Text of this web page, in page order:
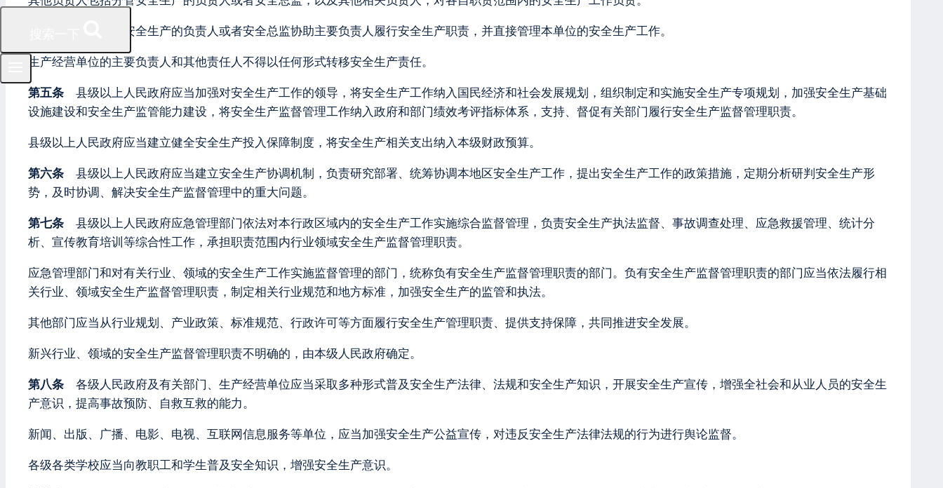
生产经营单位分管安全生产的负责人或者安全总监协助主要负责人履行安全生产职责，并直接管理本单位的安全生产工作。
生产经营单位的主要负责人和其他责任人不得以任何形式转移安全生产责任。
第五条 县级以上人民政府应当加强对安全生产工作的领导，将安全生产工作纳入国民经济和社会发展规划，组织制定和实施安全生产专项规划，加强安全生产基础
设施建设和安全生产监管能力建设，将安全生产监督管理工作纳入政府和部门绩效考评指标体系，支持、督促有关部门履行安全生产监督管理职责。
县级以上人民政府应当建立健全安全生产投入保障制度，将安全生产相关支出纳入本级财政预算。
第六条 县级以上人民政府应当建立安全生产协调机制，负责研究部署、统筹协调本地区安全生产工作，提出安全生产工作的政策措施，定期分析研判安全生产形
势，及时协调、解决安全生产监督管理中的重大问题。
第七条 县级以上人民政府应急管理部门依法对本行政区域内的安全生产工作实施综合监督管理，负责安全生产执法监督、事故调查处理、应急救援管理、统计分
析、宣传教育培训等综合性工作，承担职责范围内行业领域安全生产监督管理职责。
应急管理部门和对有关行业、领域的安全生产工作实施监督管理的部门，统称负有安全生产监督管理职责的部门。负有安全生产监督管理职责的部门应当依法履行相
关行业、领域安全生产监督管理职责，制定相关行业规范和地方标准，加强安全生产的监管和执法。
其他部门应当从行业规划、产业政策、标准规范、行政许可等方面履行安全生产管理职责、提供支持保障，共同推进安全发展。
新兴行业、领域的安全生产监督管理职责不明确的，由本级人民政府确定。
第八条 各级人民政府及有关部门、生产经营单位应当采取多种形式普及安全生产法律、法规和安全生产知识，开展安全生产宣传，增强全社会和从业人员的安全生
产意识，提高事故预防、自救互救的能力。
新闻、出版、广播、电影、电视、互联网信息服务等单位，应当加强安全生产公益宣传，对违反安全生产法律法规的行为进行舆论监督。
各级各类学校应当向教职工和学生普及安全知识，增强安全生产意识。